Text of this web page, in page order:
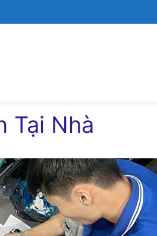
Tại Nhà